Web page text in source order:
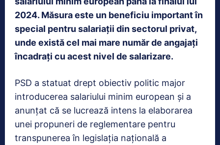
2024. Măsura este un beneficiu important în
special pentru salariații din sectorul privat,
unde există cel mai mare număr de angajați
încadrați cu acest nivel de salarizare.
PSD a statuat drept obiectiv politic major
introducerea salariului minim european și a
anunțat că se lucrează intens la elaborarea
unei propuneri de reglementare pentru
transpunerea în legislaţia naţională a